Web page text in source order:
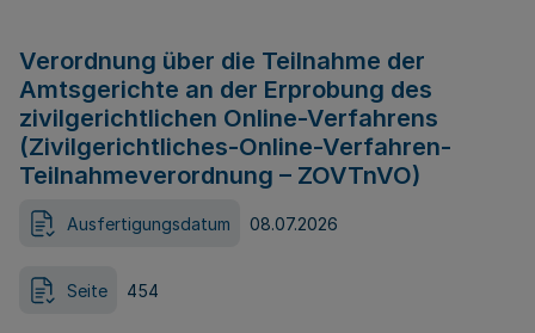
Verordnung über die Teilnahme der
Amtsgerichte an der Erprobung des
zivilgerichtlichen Online-Verfahrens
(Zivilgerichtliches-Online-Verfahren-
Teilnahmeverordnung – ZOVTnVO)
Ausfertigungsdatum 08.07.2026
Seite 454